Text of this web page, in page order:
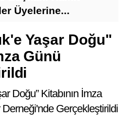
Üyelerine...
Yaşar Doğu"
Günü
Doğu” Kitabının İmza
Gerçekleştirildi